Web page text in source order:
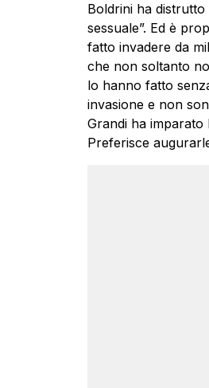
Boldrini ha
sessuale”. Ed è
fatto invadere da
che non soltanto
lo hanno fatto
invasione e non
Grandi ha imparato
Preferisce